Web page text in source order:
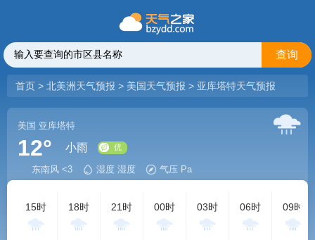
查询
首页 > 北美洲天气预报 > 美国天气预报 > 亚库塔特天气预报
美国 亚库塔特
12° 小雨
东南风 <3 湿度 湿度 气压 Pa
15时 18时 21时 00时 03时 06时 09时